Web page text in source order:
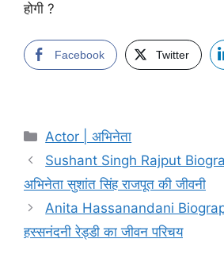
होगी ?
Facebook Twitter
Categories
Actor | अभिनेता
Sushant Singh Rajput
अभिनेता सुशांत सिंह राजपूत की जीवनी
Anita Hassanandani
हस्सनंदनी रेड्डी का जीवन परिचय